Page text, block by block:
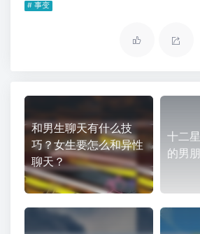
# 事变
和男生聊天有什么技
巧？女生要怎么和异性
聊天？
十二
的男